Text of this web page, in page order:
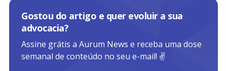
Gostou do artigo e quer evoluir a sua
advocacia?
Assine grátis a Aurum News e receba uma dose
semanal de conteúdo no seu e-mail! ✌️